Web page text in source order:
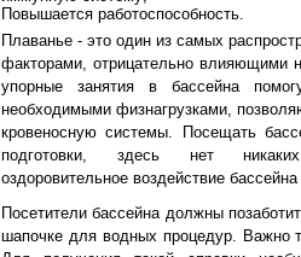
Повышается работоспособность.
Плаванье - это один из самых
факторами, отрицательно влияющими
упорные занятия в бассейна
необходимыми физнагрузками,
кровеносную системы. Посещать
подготовки, здесь нет
оздоровительное воздействие
Посетители бассейна должны
шапочке для водных процедур. Важно